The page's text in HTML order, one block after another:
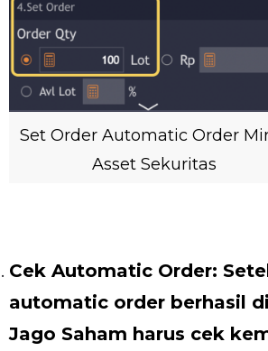
Set Order Automatic Order
Asset Sekuritas
Cek Automatic Order:
automatic order berhasil
Jago Saham harus cek